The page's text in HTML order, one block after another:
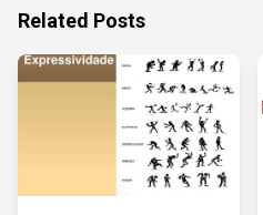
Related Posts